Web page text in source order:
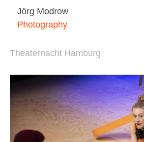
Jörg Modrow
Photography
Theaternacht Hamburg